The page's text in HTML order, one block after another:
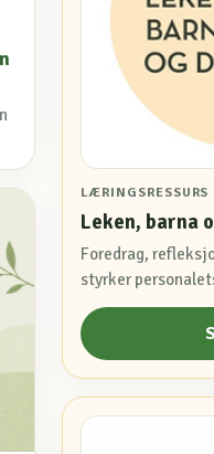
LÆRINGSRESSURS
Leken, barna
Foredrag,
styrker